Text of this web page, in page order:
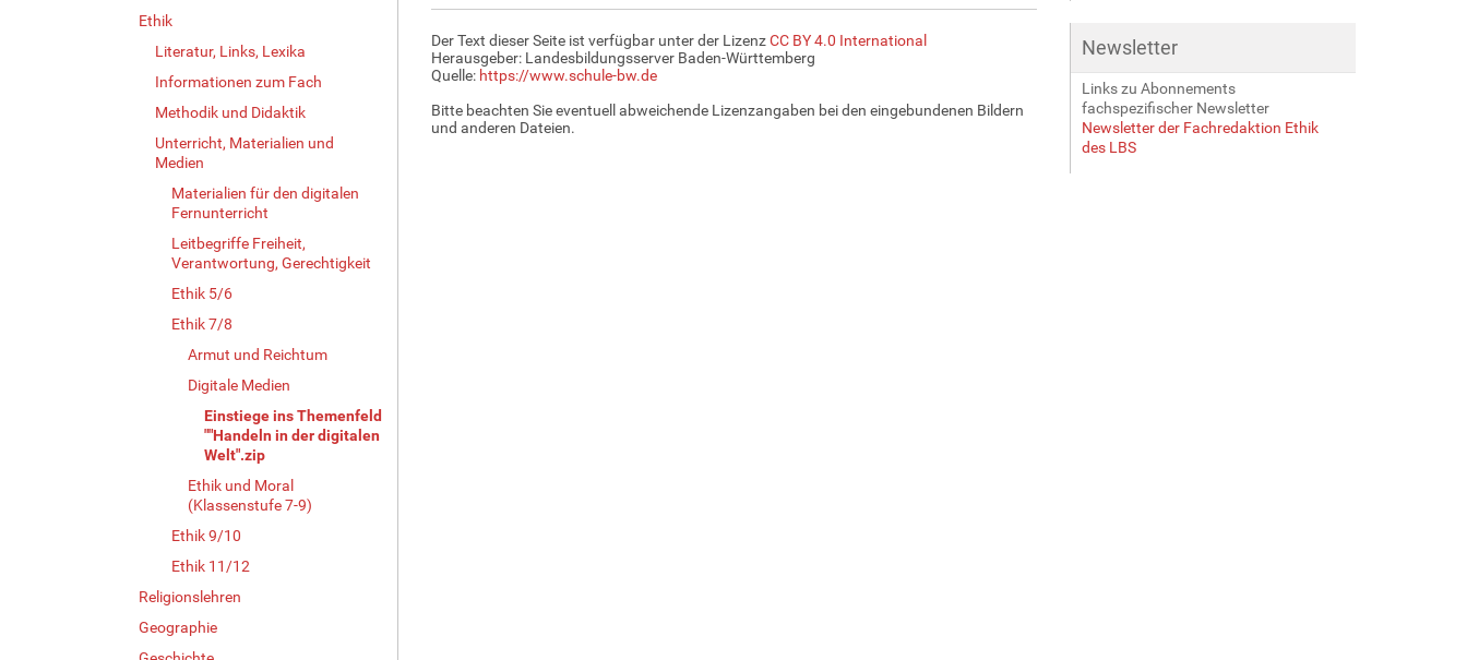
Ethik
Literatur, Links, Lexika
Informationen zum Fach
Methodik und Didaktik
Unterricht, Materialien und
Medien
Materialien für den digitalen
Fernunterricht
Leitbegriffe Freiheit,
Verantwortung, Gerechtigkeit
Ethik 5/6
Ethik 7/8
Armut und Reichtum
Digitale Medien
Einstiege ins Themenfeld
""Handeln in der digitalen
Welt".zip
Ethik und Moral
(Klassenstufe 7-9)
Ethik 9/10
Ethik 11/12
Religionslehren
Geographie
Der Text dieser Seite ist verfügbar unter der LizenzCC BY 4.0 International
Herausgeber: Landesbildungsserver Baden-Württemberg
Quelle: https://www.schule-bw.de
Bitte beachten Sie eventuell abweichende Lizenzangaben bei den eingebundenen Bildern
und anderen Dateien.
Newsletter
Links zu Abonnements
fachspezifischer Newsletter
Newsletter der Fachredaktion Ethik
des LBS